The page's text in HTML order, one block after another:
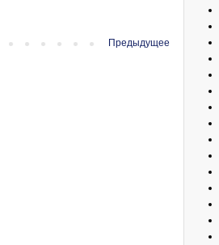
Предыдущее